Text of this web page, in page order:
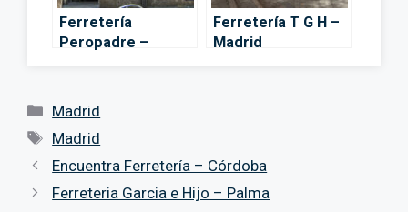
Ferretería
Peropadre –
Ferretería T G H –
Madrid
Categorías
Madrid
Etiquetas
Madrid
Encuentra Ferretería – Córdoba
Ferreteria Garcia e Hijo – Palma